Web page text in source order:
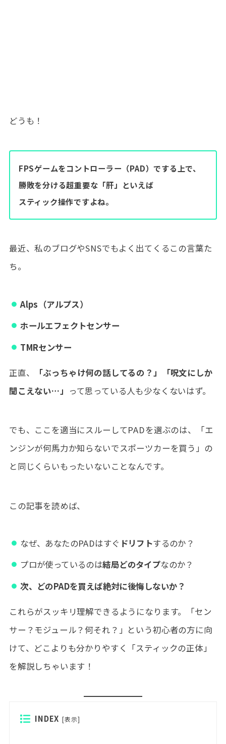
どうも！
FPSゲームをコントローラー（PAD）でする上で、
勝敗を分ける超重要な「肝」といえば
スティック操作ですよね。
最近、私のブログやSNSでもよく出てくるこの言葉た
ち。
Alps（アルプス）
ホールエフェクトセンサー
TMRセンサー
正直、
「ぶっちゃけ何の話してるの？」「呪文にしか
聞こえない…」 って思っている人も少なくないはず。
でも、ここを適当にスルーしてPADを選ぶのは、「エ
ンジンが何馬力か知らないでスポーツカーを買う」の
と同じくらいもったいないことなんです。
この記事を読めば、
なぜ、あなたのPADはすぐ ドリフトするのか？
プロが使っているのは結局どのタイプなのか？
次、どのPADを買えば絶対に後悔しないか？
これらがスッキリ理解できるようになります。「セン
サー？モジュール？何それ？」という初心者の方に向
けて、どこよりも分かりやすく「スティックの正体」
を解説しちゃいます！
INDEX [表示]